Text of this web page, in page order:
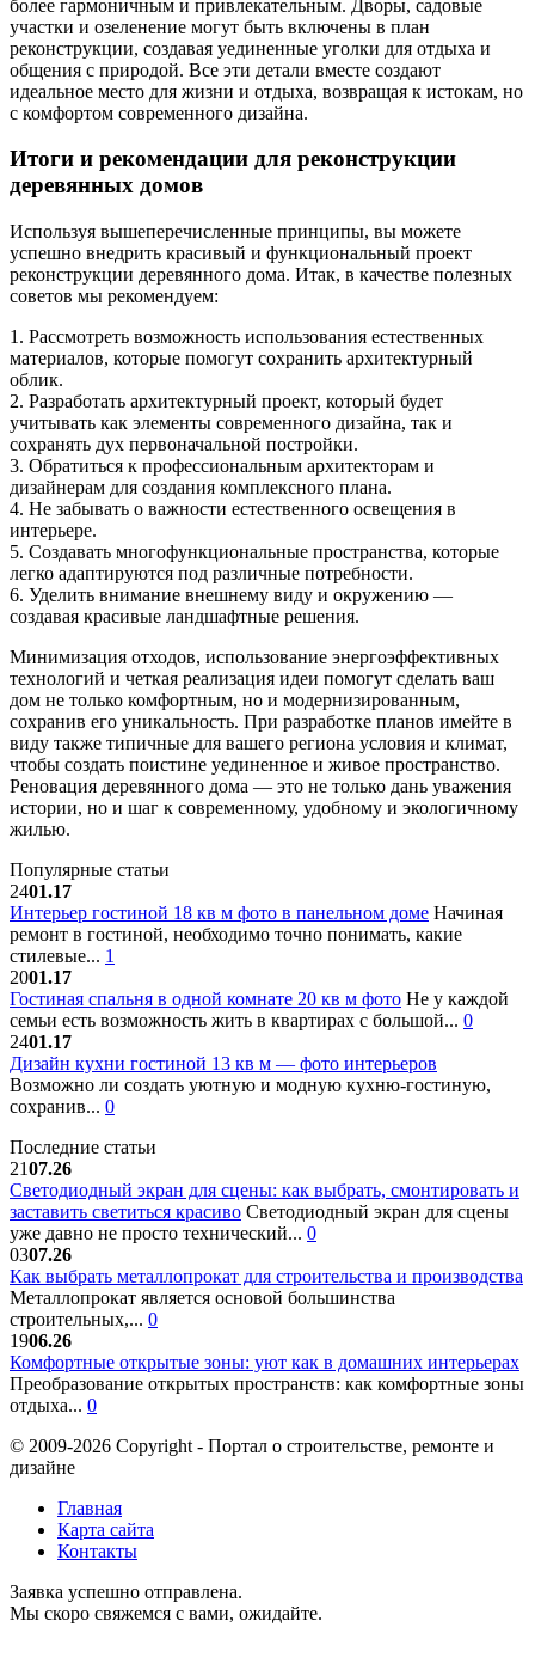
более гармоничным и привлекательным. Дворы, садовые
участки и озеленение могут быть включены в план
реконструкции, создавая уединенные уголки для отдыха и
общения с природой. Все эти детали вместе создают
идеальное место для жизни и отдыха, возвращая к истокам, но
с комфортом современного дизайна.
Итоги и рекомендации для реконструкции
деревянных домов
Используя вышеперечисленные принципы, вы можете
успешно внедрить красивый и функциональный проект
реконструкции деревянного дома. Итак, в качестве полезных
советов мы рекомендуем:
1. Рассмотреть возможность использования естественных
материалов, которые помогут сохранить архитектурный
облик.
2. Разработать архитектурный проект, который будет
учитывать как элементы современного дизайна, так и
сохранять дух первоначальной постройки.
3. Обратиться к профессиональным архитекторам и
дизайнерам для создания комплексного плана.
4. Не забывать о важности естественного освещения в
интерьере.
5. Создавать многофункциональные пространства, которые
легко адаптируются под различные потребности.
6. Уделить внимание внешнему виду и окружению —
создавая красивые ландшафтные решения.
Минимизация отходов, использование энергоэффективных
технологий и четкая реализация идеи помогут сделать ваш
дом не только комфортным, но и модернизированным,
сохранив его уникальность. При разработке планов имейте в
виду также типичные для вашего региона условия и климат,
чтобы создать поистине уединенное и живое пространство.
Реновация деревянного дома — это не только дань уважения
истории, но и шаг к современному, удобному и экологичному
жилью.
Популярные статьи
2401.17
Интерьер гостиной 18 кв м фото в панельном доме Начиная
ремонт в гостиной, необходимо точно понимать, какие
стилевые... 1
2001.17
Гостиная спальня в одной комнате 20 кв м фото Не у каждой
семьи есть возможность жить в квартирах с большой... 0
2401.17
Дизайн кухни гостиной 13 кв м — фото интерьеров
Возможно ли создать уютную и модную кухню-гостиную,
сохранив... 0
Последние статьи
2107.26
Светодиодный экран для сцены: как выбрать, смонтировать и
заставить светиться красиво Светодиодный экран для сцены
уже давно не просто технический... 0
0307.26
Как выбрать металлопрокат для строительства и производства
Металлопрокат является основой большинства
строительных,... 0
1906.26
Комфортные открытые зоны: уют как в домашних интерьерах
Преобразование открытых пространств: как комфортные зоны
отдыха... 0
© 2009-2026 Copyright - Портал о строительстве, ремонте и
дизайне
Главная
Карта сайта
Контакты
Заявка успешно отправлена.
Мы скоро свяжемся с вами, ожидайте.